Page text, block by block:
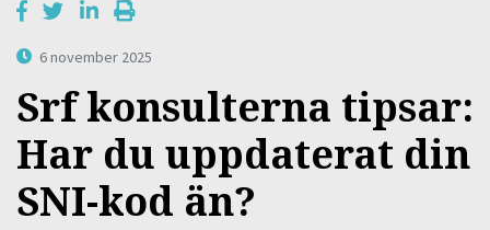
6 november 2025
Srf konsulterna tipsar:
Har du uppdaterat din
SNI-kod än?